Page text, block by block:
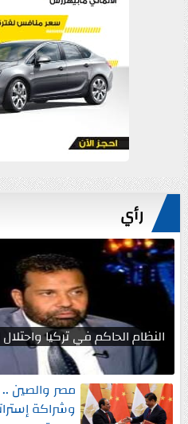
رأي
النظام الحاكم في تركيا
مصر والصين
وشراكة